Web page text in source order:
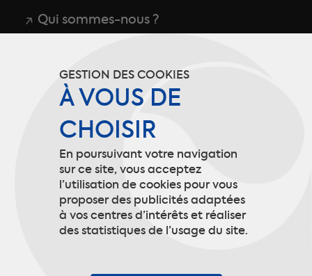
Qui sommes-nous ?
Politique de confidentialité
Mentions légales
Gestion des cookies
Contact
GESTION DES COOKIES
À VOUS DE
CHOISIR
En poursuivant votre navigation
sur ce site, vous acceptez
l’utilisation de cookies pour vous
proposer des publicités adaptées
à vos centres d’intérêts et réaliser
des statistiques de l’usage du site.